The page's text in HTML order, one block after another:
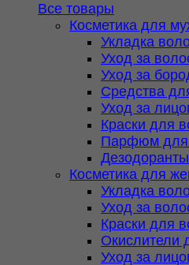
Все товары
Косметика для
Укладка
Уход за
Уход за
Средства
Уход за
Краски для
Парфюм для
Косметика для
Укладка
Уход за
Краски для
Окислители
Уход за